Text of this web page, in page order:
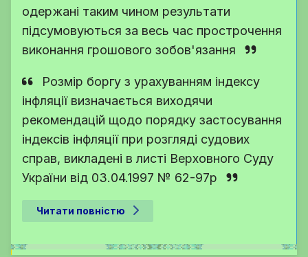
одержані таким чином результати
підсумовуються за весь час прострочення
виконання грошового зобов'язання
Розмір боргу з урахуванням індексу
інфляції визначається виходячи
рекомендацій щодо порядку застосування
індексів інфляції при розгляді судових
справ, викладені в листі Верховного Суду
України від 03.04.1997 № 62-97р
Читати повністю